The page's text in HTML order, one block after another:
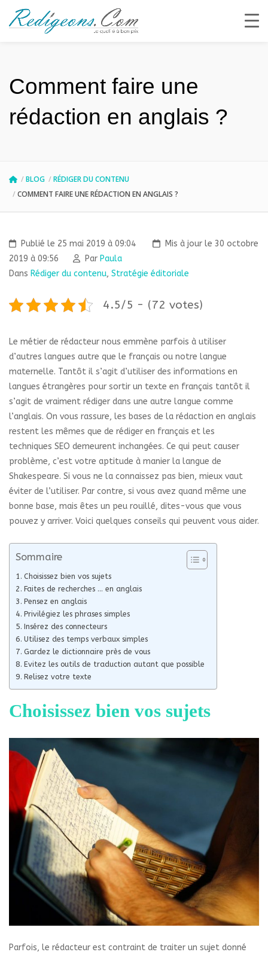
Comment faire une
rédaction en anglais ?
BLOG
RÉDIGER DU CONTENU
COMMENT FAIRE UNE RÉDACTION EN ANGLAIS ?
Publié le 25 mai 2019 à 09:04
Mis à jour le 30 octobre
2019 à 09:56
Par Paula
Dans Rédiger du contenu, Stratégie éditoriale
4.5/5 - (72 votes)
Le métier de rédacteur nous emmène parfois à utiliser
d’autres langues autre que le français ou notre langue
maternelle. Tantôt il s’agit d’utiliser des informations en
langues étrangères pour sortir un texte en français tantôt il
s’agit de vraiment rédiger dans une autre langue comme
l’anglais. On vous rassure, les bases de la rédaction en anglais
restent les mêmes que de rédiger en français et les
techniques SEO demeurent inchangées. Ce qui peut causer
problème, c’est votre aptitude à manier la langue de
Shakespeare. Si vous ne la connaissez pas bien, mieux vaut
éviter de l’utiliser. Par contre, si vous avez quand même une
bonne base, mais êtes un peu rouillé, dites-vous que vous
pouvez y arriver. Voici quelques conseils qui peuvent vous aider.
Sommaire
Choisissez bien vos sujets
Faites de recherches … en anglais
Pensez en anglais
Privilégiez les phrases simples
Insérez des connecteurs
Utilisez des temps verbaux simples
Gardez le dictionnaire près de vous
Evitez les outils de traduction autant que possible
Relisez votre texte
Choisissez bien vos sujets
Parfois, le rédacteur est contraint de traiter un sujet donné